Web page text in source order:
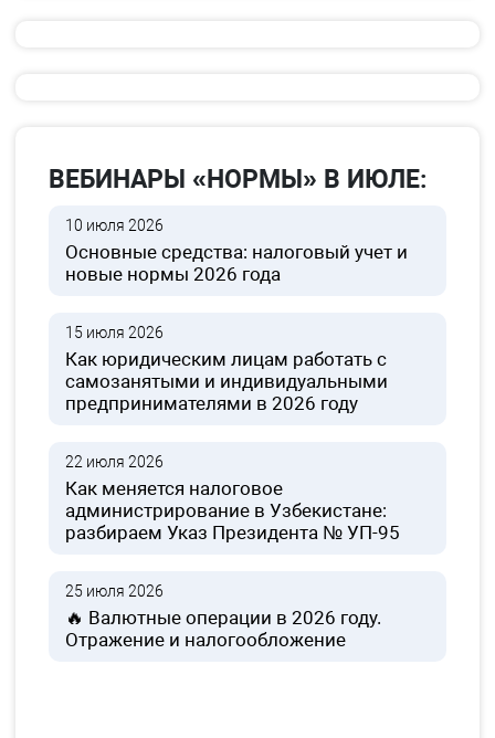
ВЕБИНАРЫ «НОРМЫ» В ИЮЛЕ:
10 июля 2026
Основные средства: налоговый учет и
новые нормы 2026 года
15 июля 2026
Как юридическим лицам работать с
самозанятыми и индивидуальными
предпринимателями в 2026 году
22 июля 2026
Как меняется налоговое
администрирование в Узбекистане:
разбираем Указ Президента № УП-95
25 июля 2026
🔥 Валютные операции в 2026 году.
Отражение и налогообложение